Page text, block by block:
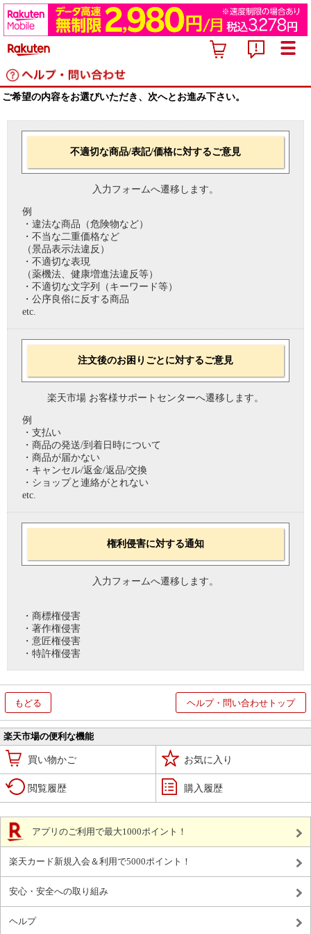
ご希望の内容をお選びいただき、次へとお進み下さい。
不適切な商品/表記/価格に対するご意見
入力フォームへ遷移します。
例
・違法な商品（危険物など）
・不当な二重価格など
（景品表示法違反）
・不適切な表現
（薬機法、健康増進法違反等）
・不適切な文字列（キーワード等）
・公序良俗に反する商品
etc.
注文後のお困りごとに対するご意見
楽天市場 お客様サポートセンターへ遷移します。
例
・支払い
・商品の発送/到着日時について
・商品が届かない
・キャンセル/返金/返品/交換
・ショップと連絡がとれない
etc.
権利侵害に対する通知
入力フォームへ遷移します。
・商標権侵害
・著作権侵害
・意匠権侵害
・特許権侵害
もどる ヘルプ・問い合わせトップ
楽天市場の便利な機能
買い物かご お気に入り
閲覧履歴 購入履歴
アプリのご利用で最大1000ポイント！
楽天カード新規入会＆利用で5000ポイント！
安心・安全への取り組み
ヘルプ